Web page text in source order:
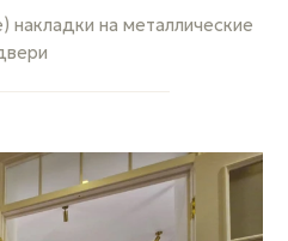
на металлические